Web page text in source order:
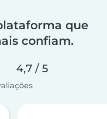
que
confiam.
4,7 / 5